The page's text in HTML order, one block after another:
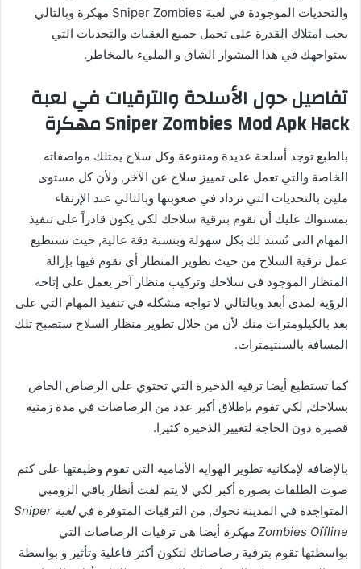
والتحديات الموجودة في لعبة Sniper Zombies مهكرة وبالتالي
يجب امتلاك القدرة على تحمل جميع العقبات والتحديات التي
ستواجهك في هذا المشوار الشاق و المليء بالمخاطر.
تفاصيل حول الأسلحة والترقيات في لعبة
Sniper Zombies Mod Apk Hack مهكرة
بالطبع توجد أسلحة عديدة ومتنوعة وكل سلاح يمتلك مواصفاته
الخاصة والتي تعمل على تمييز سلاح عن الآخر, ولأن كل مستوى
مليئ بالتحديات التي تزداد في صعوبتها وبالتالي عند الإرتقاء
بمستواك عليك أن تقوم بترقية سلاحك لكي يكون قادراً على تنفيذ
المهام التي تُسند لك بكل سهولة وبنسبة دقة عالية, حيث تستطيع
عمل ترقية السلاح من حيث تطوير المنظار أي تقوم فيها بإزالة
المنظار الموجود في سلاحك وتركيب منظار آخر يعمل على إتاحة
الرؤية لمدى أبعد وبالتالي لا تواجه مشكلة في تنفيذ المهام التي على
بعد بالكيلومترات منك لأن من خلال تطوير منظار السلاح ستصبح تلك
المسافة بالسنتيمترات.
كما تستطيع أيضا ترقية الذخيرة التي تحتوي على الرصاص الخاص
بسلاحك, لكي تقوم بإطلاق أكبر عدد من الرصاصات في مدة زمنية
قصيرة دون الحاجة لتغيير الذخيرة كثيرا.
بالإضافة لإمكانية تطوير الهواية الأمامية التي تقوم وظيفتها على كتم
صوت الطلقات بصورة أكبر لكي لا يتم لفت أنظار باقي الزومبي
المتواجدة في المدينة نحوك, من الترقيات المتوفرة في
لعبة Sniper
Zombies Offline مهكرة
أيضا هى ترقيات الرصاصات التي
بواسطتها تقوم بترقية رصاصاتك لتكون أكثر فاعلية وتأثير و بواسطة